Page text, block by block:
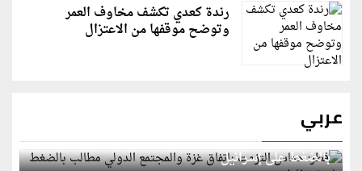
رندة كعدي تكشف مخاوف العمر
وتوضح موقفها من الاعتزال
عربي
قطر: حماس التزمت باتفاق غزة والمجتمع الدولي مطالب
بالضغط على إسرائيل